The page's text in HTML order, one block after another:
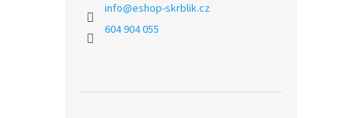
info@eshop-skrblik.cz
604 904 055